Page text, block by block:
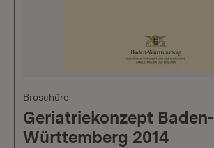
Broschüre
Geriatriekonzept Baden-
Württemberg 2014